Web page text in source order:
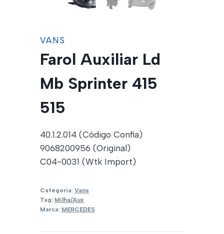
VANS
Farol Auxiliar Ld
Mb Sprinter 415
515
40.1.2.014 (Código Confia)
9068200956 (Original)
C04-0031 (Wtk Import)
Categoria: Vans
Tag: Milha/Aux
Marca: MERCEDES